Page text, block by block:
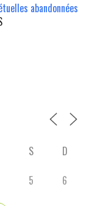
abandonnées
S
D
5 6